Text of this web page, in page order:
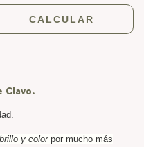
CALCULAR
Clavo.
y colorpor mucho más